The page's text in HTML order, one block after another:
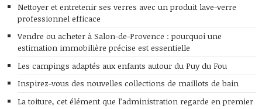
Nettoyer et entretenir ses verres avec un produit lave-verre
professionnel efficace
Vendre ou acheter à Salon-de-Provence : pourquoi une
estimation immobilière précise est essentielle
Les campings adaptés aux enfants autour du Puy du Fou
Inspirez-vous des nouvelles collections de maillots de bain
La toiture, cet élément que l’administration regarde en premier